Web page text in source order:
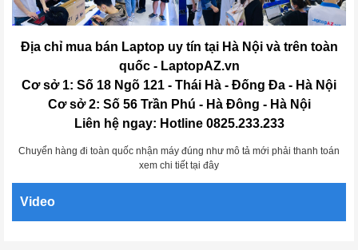
Địa chỉ mua bán Laptop uy tín tại Hà Nội và trên toàn
quốc - LaptopAZ.vn
Cơ sở 1: Số 18 Ngõ 121 - Thái Hà - Đống Đa - Hà Nội
Cơ sở 2: Số 56 Trần Phú - Hà Đông - Hà Nội
Liên hệ ngay: Hotline 0825.233.233
Chuyển hàng đi toàn quốc nhận máy đúng như mô tả mới phải thanh toán
xem chi tiết tại đây
Video